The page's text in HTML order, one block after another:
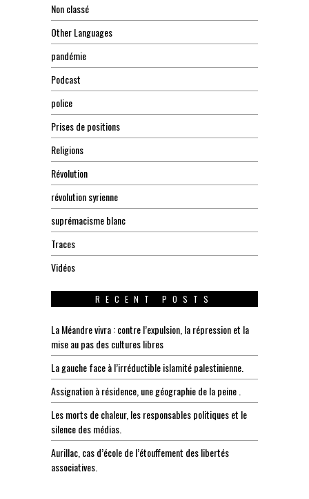
Non classé
Other Languages
pandémie
Podcast
police
Prises de positions
Religions
Révolution
révolution syrienne
suprémacisme blanc
Traces
Vidéos
RECENT POSTS
La Méandre vivra : contre l’expulsion, la répression et la
mise au pas des cultures libres
La gauche face à l’irréductible islamité palestinienne.
Assignation à résidence, une géographie de la peine .
Les morts de chaleur, les responsables politiques et le
silence des médias.
Aurillac, cas d’école de l’étouffement des libertés
associatives.